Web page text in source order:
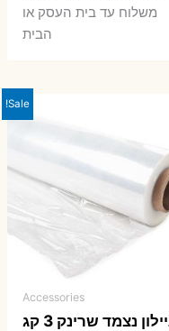
משלוח עד בית העסק או
הבית
Sale!
Accessories
ניילון נצמד שרינק 3 קג